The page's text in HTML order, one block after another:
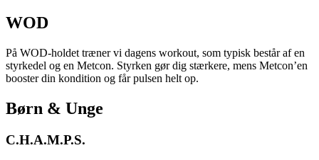
WOD
På WOD-holdet træner vi dagens workout, som typisk består af en
styrkedel og en Metcon. Styrken gør dig stærkere, mens Metcon’en
booster din kondition og får pulsen helt op.
Børn & Unge
C.H.A.M.P.S.